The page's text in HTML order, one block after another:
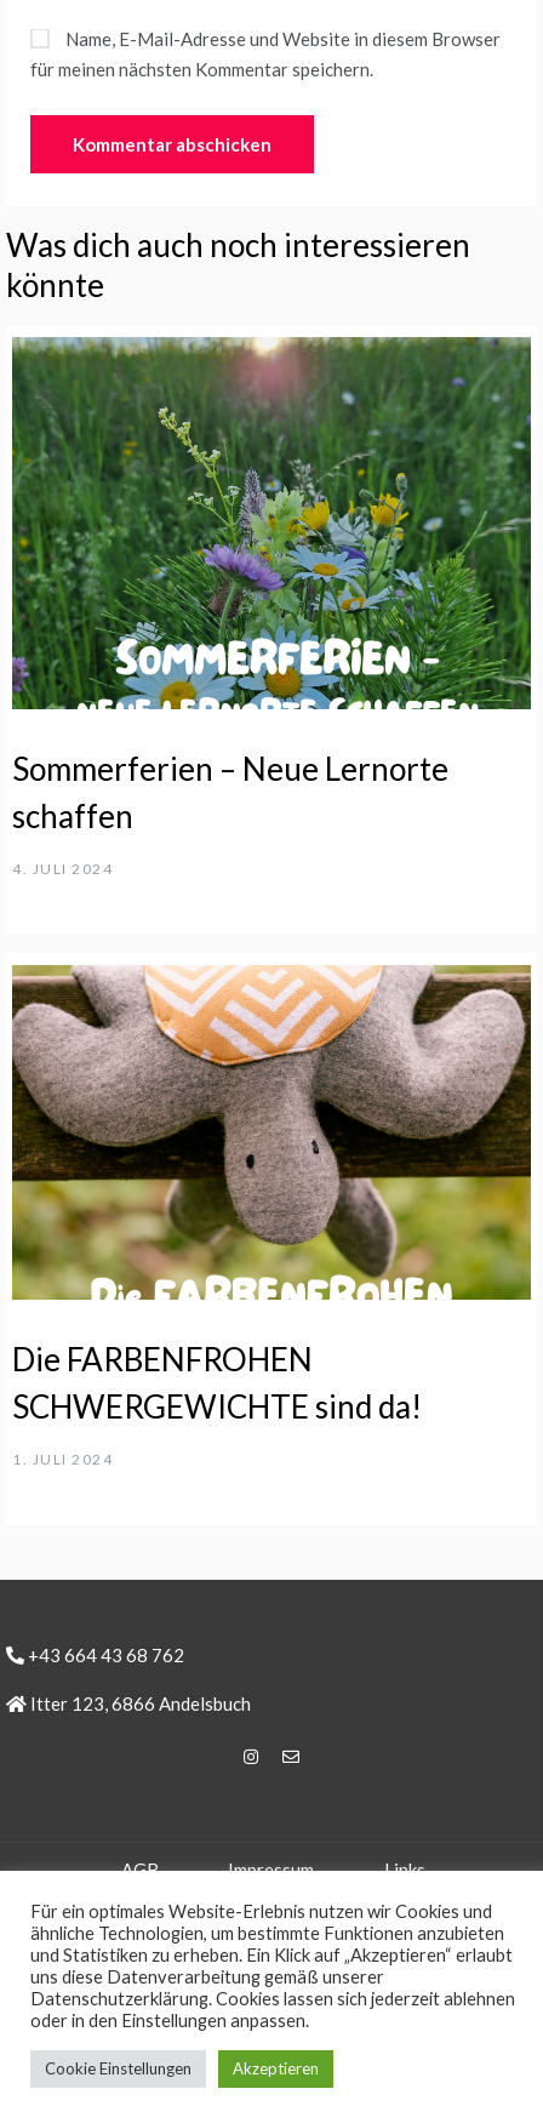
Name, E-Mail-Adresse und Website in diesem Browser
für meinen nächsten Kommentar speichern.
Was dich auch noch interessieren
könnte
Sommerferien – Neue Lernorte
schaffen
4. JULI 2024
Die FARBENFROHEN
SCHWERGEWICHTE sind da!
1. JULI 2024
+43 664 43 68 762
Itter 123, 6866 Andelsbuch
AGB Impressum Links
Für ein optimales Website-Erlebnis nutzen wir Cookies und
ähnliche Technologien, um bestimmte Funktionen anzubieten
und Statistiken zu erheben. Ein Klick auf „Akzeptieren“ erlaubt
uns diese Datenverarbeitung gemäß unserer
Datenschutzerklärung. Cookies lassen sich jederzeit ablehnen
oder in den Einstellungen anpassen.
Cookie Einstellungen Akzeptieren